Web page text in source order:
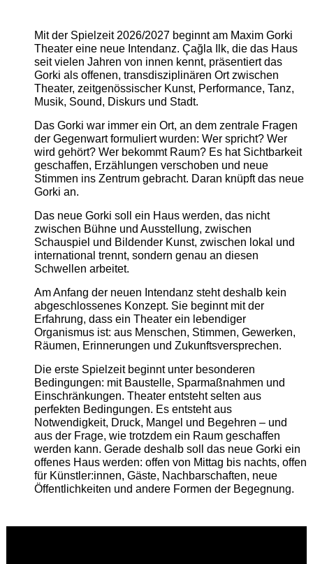
Mit der Spielzeit 2026/2027 beginnt am Maxim Gorki
Theater eine neue Intendanz. Çağla Ilk, die das Haus
seit vielen Jahren von innen kennt, präsentiert das
Gorki als offenen, transdisziplinären Ort zwischen
Theater, zeitgenössischer Kunst, Performance, Tanz,
Musik, Sound, Diskurs und Stadt.
Das Gorki war immer ein Ort, an dem zentrale Fragen
der Gegenwart formuliert wurden: Wer spricht? Wer
wird gehört? Wer bekommt Raum? Es hat Sichtbarkeit
geschaffen, Erzählungen verschoben und neue
Stimmen ins Zentrum gebracht. Daran knüpft das neue
Gorki an.
Das neue Gorki soll ein Haus werden, das nicht
zwischen Bühne und Ausstellung, zwischen
Schauspiel und Bildender Kunst, zwischen lokal und
international trennt, sondern genau an diesen
Schwellen arbeitet.
Am Anfang der neuen Intendanz steht deshalb kein
abgeschlossenes Konzept. Sie beginnt mit der
Erfahrung, dass ein Theater ein lebendiger
Organismus ist: aus Menschen, Stimmen, Gewerken,
Räumen, Erinnerungen und Zukunftsversprechen.
Die erste Spielzeit beginnt unter besonderen
Bedingungen: mit Baustelle, Sparmaßnahmen und
Einschränkungen. Theater entsteht selten aus
perfekten Bedingungen. Es entsteht aus
Notwendigkeit, Druck, Mangel und Begehren – und
aus der Frage, wie trotzdem ein Raum geschaffen
werden kann. Gerade deshalb soll das neue Gorki ein
offenes Haus werden: offen von Mittag bis nachts, offen
für Künstler:innen, Gäste, Nachbarschaften, neue
Öffentlichkeiten und andere Formen der Begegnung.